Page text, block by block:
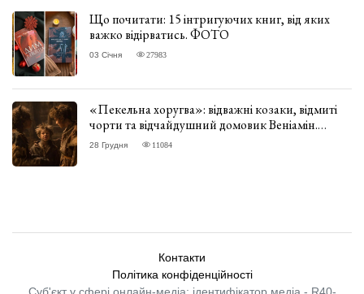
Що почитати: 15 інтригуючих книг, від яких
важко відірватись. ФОТО
03 Січня 27983
«Пекельна хоругва»: відважні козаки, відмиті
чорти та відчайдушний домовик Веніамін.
ВІДГУК
28 Грудня 11084
Контакти
Політика конфіденційності